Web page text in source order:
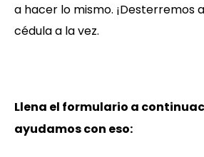
a hacer lo mismo. ¡Desterremos
cédula a la vez.
Llena el formulario a
ayudamos con eso: